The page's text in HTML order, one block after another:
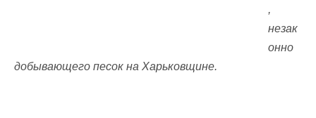
,
незак
онно
добывающего песок на Харьковщине.